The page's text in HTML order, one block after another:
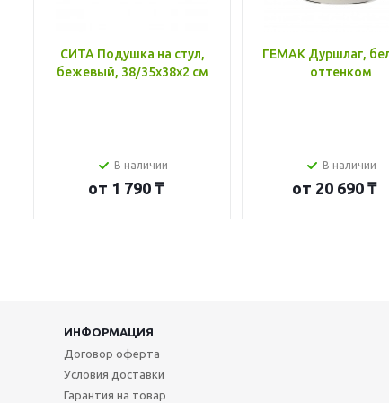
СИТА Подушка на стул,
бежевый, 38/35x38x2 см
В наличии
от 1 790 ₸
ГЕМАК Дуршлаг,
оттенком
В наличии
от 20 690 ₸
ИНФОРМАЦИЯ
Договор оферта
Условия доставки
Гарантия на товар